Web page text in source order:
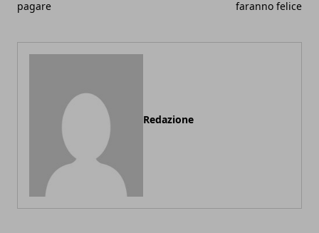
pagare
faranno felice
Redazione